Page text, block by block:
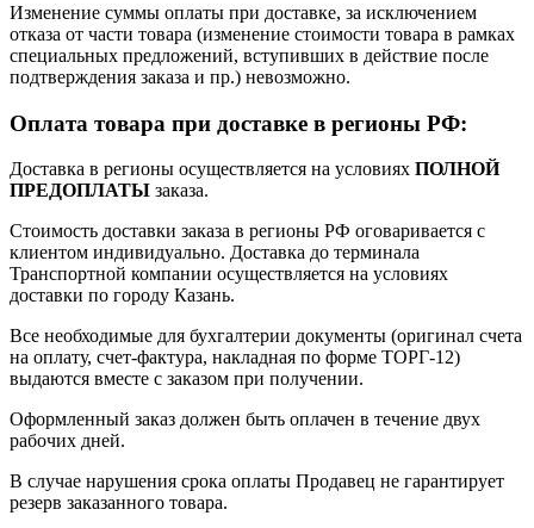
Изменение суммы оплаты при доставке, за исключением
отказа от части товара (изменение стоимости товара в рамках
специальных предложений, вступивших в действие после
подтверждения заказа и пр.) невозможно.
Оплата товара при доставке в регионы РФ:
Доставка в регионы осуществляется на условиях ПОЛНОЙ
ПРЕДОПЛАТЫ заказа.
Стоимость доставки заказа в регионы РФ оговаривается с
клиентом индивидуально. Доставка до терминала
Транспортной компании осуществляется на условиях
доставки по городу Казань.
Все необходимые для бухгалтерии документы (оригинал счета
на оплату, счет-фактура, накладная по форме ТОРГ-12)
выдаются вместе с заказом при получении.
Оформленный заказ должен быть оплачен в течение двух
рабочих дней.
В случае нарушения срока оплаты Продавец не гарантирует
резерв заказанного товара.